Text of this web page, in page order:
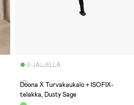
5 JÄLJELLÄ
(0)
Doona X Turvakaukalo + ISOFIX-
telakka, Dusty Sage